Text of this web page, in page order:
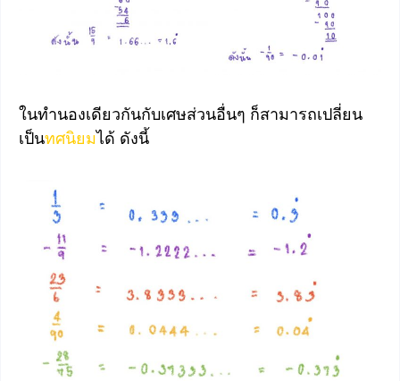
ในทำนองเดียวกันกับเศษส่วนอื่นๆ ก็สามารถเปลี่ยน
เป็นทศนิยมได้ ดังนี้